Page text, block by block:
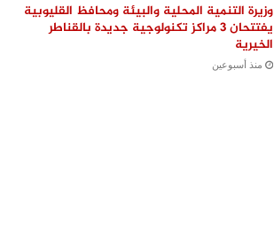
وزيرة التنمية المحلية والبيئة ومحافظ القليوبية
يفتتحان 3 مراكز تكنولوجية جديدة بالقناطر
الخيرية
منذ أسبوعين